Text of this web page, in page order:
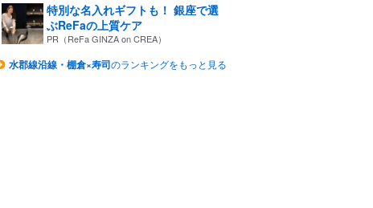
特別な名入れギフトも！ 銀座で選
ぶReFaの上質ケア
PR（ReFa GINZA on CREA）
水郡線沿線・棚倉×寿司のランキングをもっと見る